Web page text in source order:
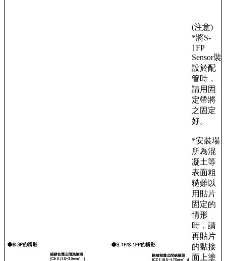
(注意)
*將S-
1FP
Sensor裝
設於配
管時，
請用固
定帶將
之固定
好。
*安裝場
所為混
凝土等
表面粗
糙難以
用貼片
固定的
情形
時，請
再貼片
的黏接
面上塗